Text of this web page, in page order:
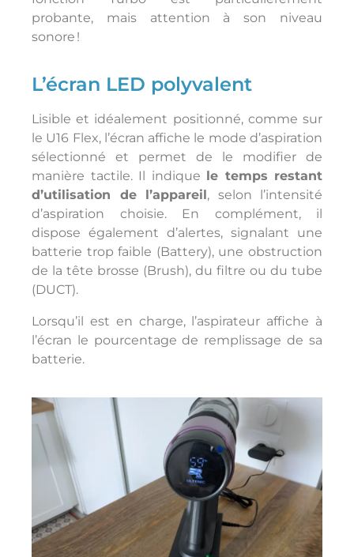
probante, mais attention à son niveau
sonore !
L’écran LED polyvalent
Lisible et idéalement positionné, comme sur
le U16 Flex, l’écran affiche le mode d’aspiration
sélectionné et permet de le modifier de
manière tactile. Il indique
le temps restant
d’utilisation de l’appareil , selon l’intensité
d’aspiration choisie. En complément, il
dispose également d’alertes, signalant une
batterie trop faible (Battery), une obstruction
de la tête brosse (Brush), du filtre ou du tube
(DUCT).
Lorsqu’il est en charge, l’aspirateur affiche à
l’écran le pourcentage de remplissage de sa
batterie.